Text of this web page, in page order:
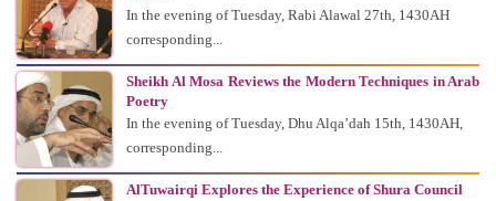
In the evening of Tuesday, Rabi Alawal 27th, 1430AH
corresponding...
Sheikh Al Mosa Reviews the Modern Techniques in Arab
Poetry
In the evening of Tuesday, Dhu Alqa’dah 15th, 1430AH,
corresponding...
AlTuwairqi Explores the Experience of Shura Council